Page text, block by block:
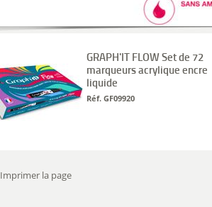
GRAPH'IT FLOW Set de 72
marqueurs acrylique encre
liquide
Réf. GF09920
Imprimer la page